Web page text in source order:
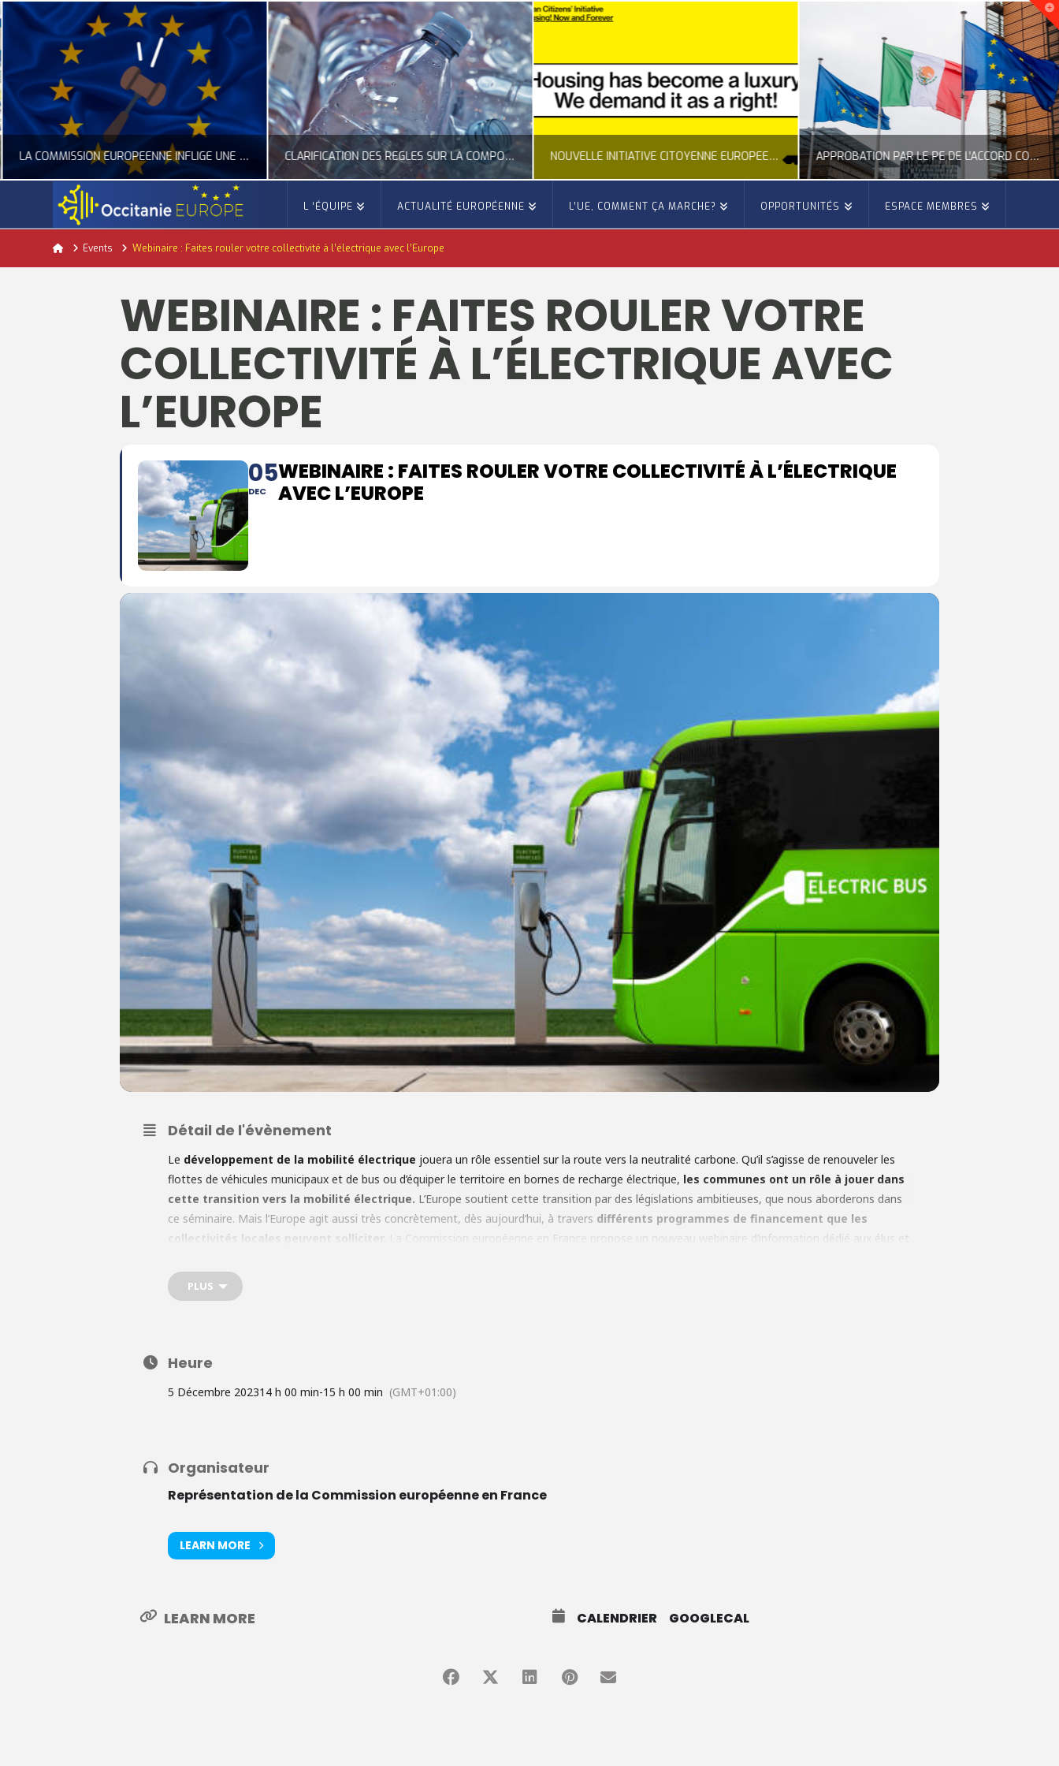
LA COMMISSION EUROPÉENNE INFLIGE UNE AMENDE RECORD À GOOGLE
ACTUALITÉ DE L'UNION EUROPÉENNE, ACTUALITÉ DE LA REPRÉSENTATION D’OCCITANIE EUROPE, NUMÉRIQUE- DIGITAL
JUILLET 24, 2026
CLARIFICATION DES RÈGLES SUR LA COMPOSITION DES BOUTEILLES PLASTIQUES
ACTUALITÉ DE L'UNION EUROPÉENNE, ACTUALITÉ DE LA REPRÉSENTATION D’OCCITANIE EUROPE, ECONOMIE CIRCULAIRE, ÉNERGIE - ENVIRONNEMENT - CLIMAT
JUILLET 24, 2026
NOUVELLE INITIATIVE CITOYENNE EUROPÉENNE SUR LE LOGEMENT
ACTUALITÉ DE L'UNION EUROPÉENNE, ACTUALITÉ DE LA REPRÉSENTATION D’OCCITANIE EUROPE, CITOYENNETÉ, LOGEMENT
JUILLET 24, 2026
APPROBATION PAR LE PE DE L’ACCORD COMMERCIAL ENTRE L’UE ET LE MEXIQUE
ACTION EXTÉRIEURE, ACTUALITÉ DE L'UNION EUROPÉENNE
L ‘ÉQUIPE ACTUALITÉ EUROPÉENNE L’UE, COMMENT ÇA MARCHE? OPPORTUNITÉS ESPACE MEMBRES
HomeEvents Webinaire : Faites rouler votre collectivité à l’électrique avec l’Europe
WEBINAIRE : FAITES ROULER VOTRE
COLLECTIVITÉ À L’ÉLECTRIQUE AVEC
L’EUROPE
05
DEC
WEBINAIRE : FAITES ROULER VOTRE COLLECTIVITÉ À L’ÉLECTRIQUE
AVEC L’EUROPE
Détail de l'évènement
Le développement de la mobilité électrique jouera un rôle essentiel sur la route vers la neutralité carbone. Qu’il s’agisse de renouveler les
flottes de véhicules municipaux et de bus ou d’équiper le territoire en bornes de recharge électrique, les communes ont un rôle à jouer dans
cette transition vers la mobilité électrique. L’Europe soutient cette transition par des législations ambitieuses, que nous aborderons dans
ce séminaire. Mais l’Europe agit aussi très concrètement, dès aujourd’hui, à travers différents programmes de financement que les
collectivités locales peuvent solliciter.
La Commission européenne en France propose un nouveau webinaire d’information dédié aux élus et
inscrire, veuillez cliquer
PLUS
Heure
5 Décembre 202314 h 00 min-15 h 00 min (GMT+01:00)
Organisateur
Représentation de la Commission européenne en France
LEARN MORE
LEARN MORE CALENDRIER GOOGLECAL